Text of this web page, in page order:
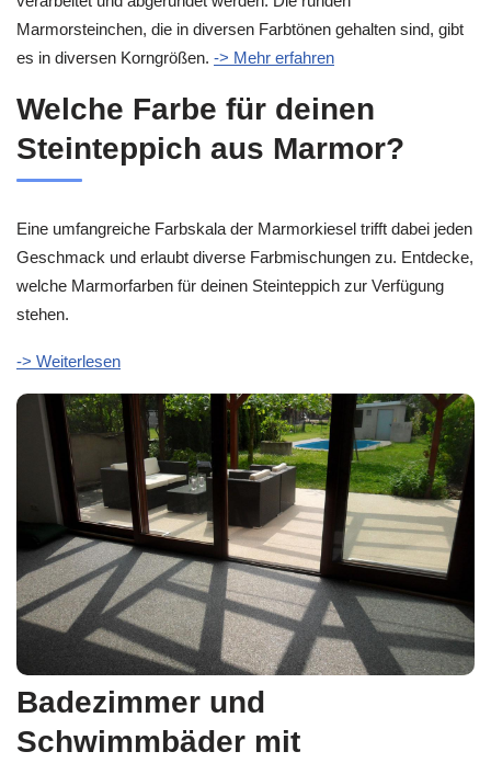
Marmorsteinchen, die in diversen Farbtönen gehalten sind, gibt
es in diversen Korngrößen. -> Mehr erfahren
Welche Farbe für deinen
Steinteppich aus Marmor?
Eine umfangreiche Farbskala der Marmorkiesel trifft dabei jeden
Geschmack und erlaubt diverse Farbmischungen zu. Entdecke,
welche Marmorfarben für deinen Steinteppich zur Verfügung
stehen.
-> Weiterlesen
Badezimmer und
Schwimmbäder mit